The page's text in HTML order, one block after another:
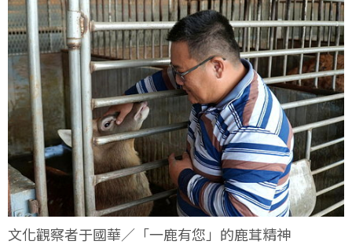
文化觀察者于國華／「一鹿有您」的鹿茸精神